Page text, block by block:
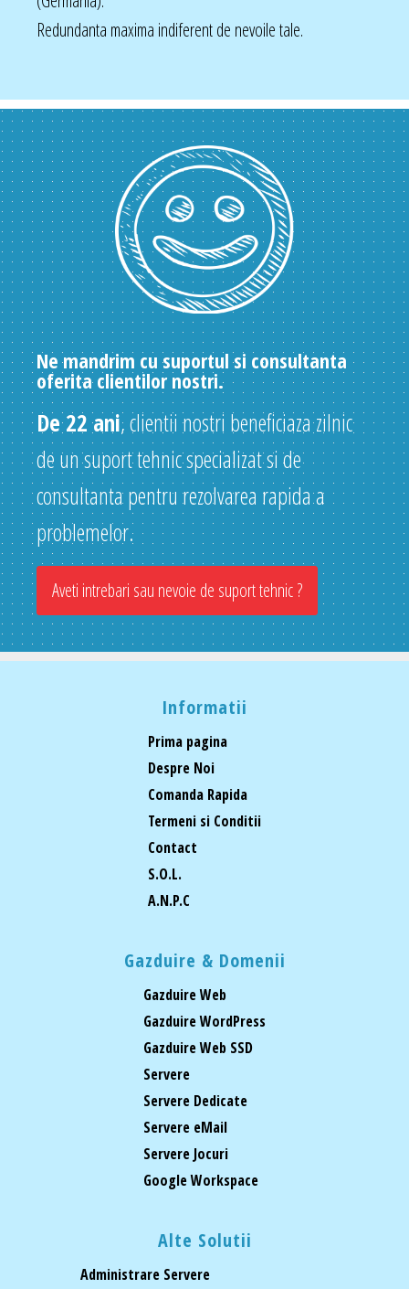
Redundanta maxima indiferent de nevoile tale.
Ne mandrim cu suportul si consultanta
oferita clientilor nostri.
De 22 ani, clientii nostri beneficiaza zilnic
de un suport tehnic specializat si de
consultanta pentru rezolvarea rapida a
problemelor.
Aveti intrebari sau nevoie de suport tehnic ?
Informatii
Prima pagina
Despre Noi
Comanda Rapida
Termeni si Conditii
Contact
S.O.L.
A.N.P.C
Gazduire & Domenii
Gazduire Web
Gazduire WordPress
Gazduire Web SSD
Servere
Servere Dedicate
Servere eMail
Servere Jocuri
Google Workspace
Alte Solutii
Administrare Servere